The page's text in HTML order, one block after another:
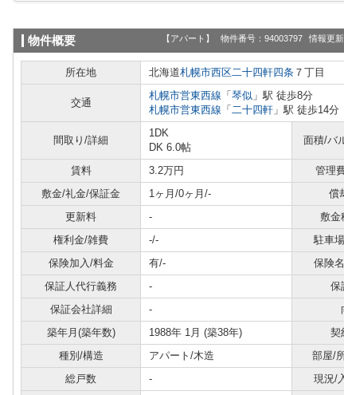
物件概要 【アパート】 物件番号：94003797 情報更
所在地 北海道札幌市西区二十四軒四条 ７丁目
交通
札幌市営東西線 「 琴似 」駅 徒歩8分
札幌市営東西線 「 二十四軒 」駅 徒歩14分
間取り/詳細
1DK
DK 6.0帖
面積/バ
賃料 3.2万円 管理
敷金/礼金/保証金
1ヶ月/0ヶ月/- 償
更新料
- 敷金
権利金/雑費
-/- 駐車
保険加入/料金
有/- 保険
保証人代行義務
- 保
保証会社詳細
-
築年月(築年数)
1988年 1月 (築38年) 契
種別/構造
アパート/木造 部屋/
総戸数
- 現況/